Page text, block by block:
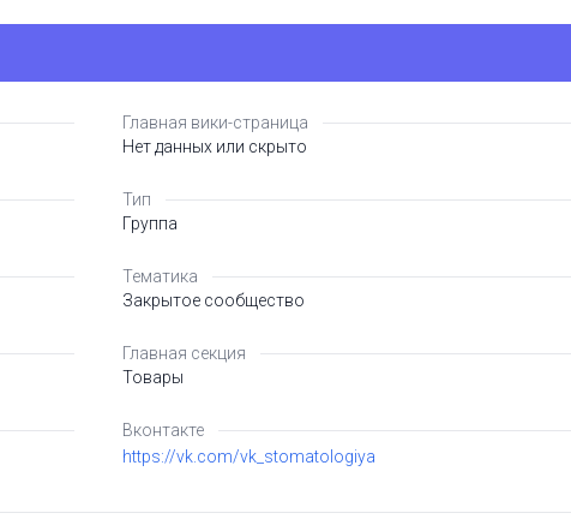
Главная вики-страница
Нет данных или скрыто
Тип
Группа
Тематика
Закрытое сообщество
Главная секция
Товары
Вконтакте
https://vk.com/vk_stomatologiya